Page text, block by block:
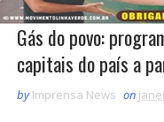
Gás do povo:
capitais do país a
by Imprensa News on